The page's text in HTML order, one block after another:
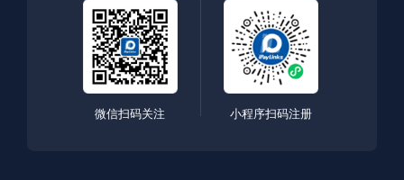
微信扫码关注 小程序扫码注册